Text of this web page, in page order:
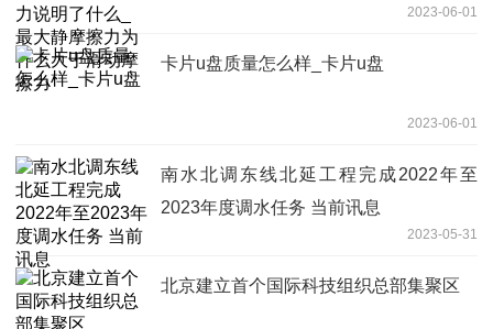
2023-06-01
卡片u盘质量怎么样_卡片u盘
2023-06-01
南水北调东线北延工程完成2022年至
2023年度调水任务 当前讯息
2023-05-31
北京建立首个国际科技组织总部集聚区